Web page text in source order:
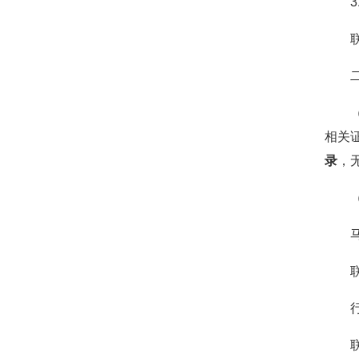
相关
录 ，